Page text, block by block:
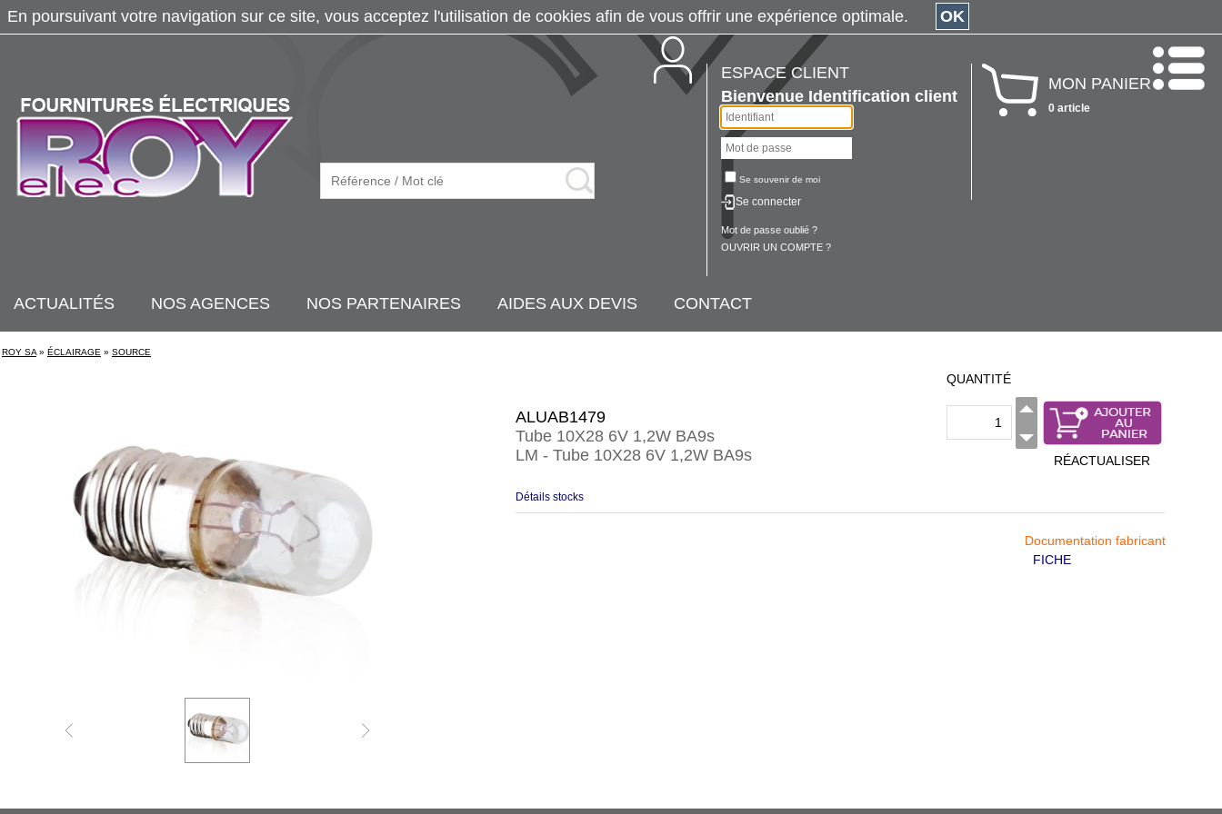
ESPACE CLIENT
Bienvenue Identification client
Se souvenir de moi
Se connecter
Mot de passe oublié ?
OUVRIR UN COMPTE ?
MON PANIER
0 article
ACTUALITÉS NOS AGENCES NOS PARTENAIRES AIDES AUX DEVIS CONTACT
ROY SA » ÉCLAIRAGE » SOURCE
ALUAB1479
Tube 10X28 6V 1,2W BA9s
LM - Tube 10X28 6V 1,2W BA9s
QUANTITÉ
RÉACTUALISER
Détails stocks
Documentation fabricant
FICHE
En poursuivant votre navigation sur ce site, vous acceptez l'utilisation de cookies afin de vous offrir une expérience optimale. OK